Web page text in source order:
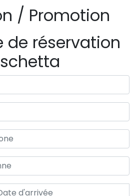
/ Promotion
de réservation